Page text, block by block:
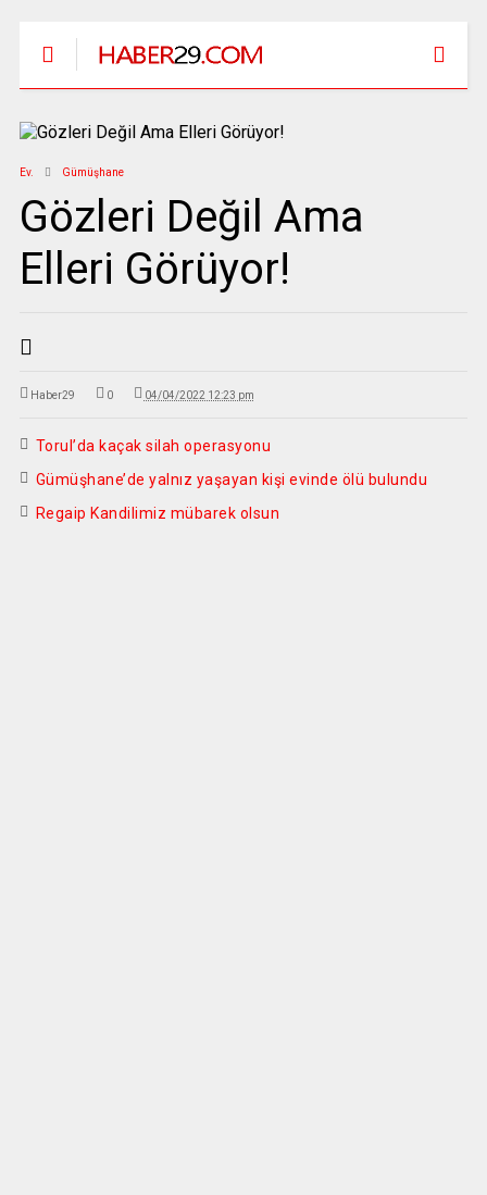
Ev. Gümüşhane
Gözleri Değil Ama
Elleri Görüyor!
Haber29 0 04/04/2022 12:23 pm
Torul’da kaçak silah operasyonu
Gümüşhane’de yalnız yaşayan kişi evinde ölü bulundu
Regaip Kandilimiz mübarek olsun